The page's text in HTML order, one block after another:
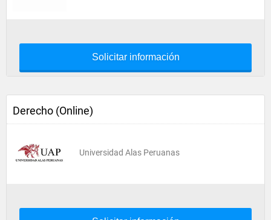
Solicitar información
Derecho (Online)
Universidad Alas Peruanas